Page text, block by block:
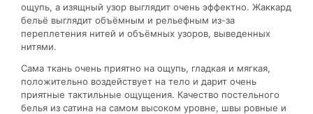
ощупь, а изящный узор выглядит очень эффектно. Жаккард
бельё выглядит объёмным и рельефным из-за
переплетения нитей и объёмных узоров, выведенных
нитями.
Сама ткань очень приятно на ощупь, гладкая и мягкая,
положительно воздействует на тело и дарит очень
приятные тактильные ощущения. Качество постельного
белья из сатина на самом высоком уровне, швы ровные и